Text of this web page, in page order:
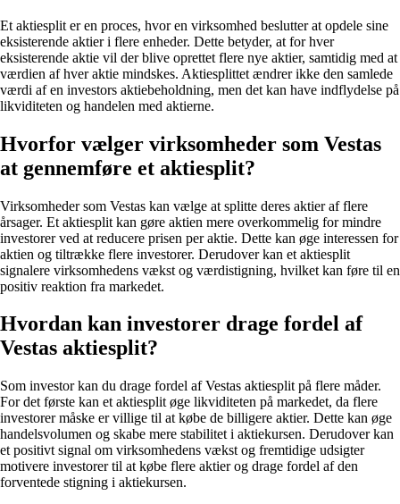
Et aktiesplit er en proces, hvor en virksomhed beslutter at opdele sine
eksisterende aktier i flere enheder. Dette betyder, at for hver
eksisterende aktie vil der blive oprettet flere nye aktier, samtidig med at
værdien af hver aktie mindskes. Aktiesplittet ændrer ikke den samlede
værdi af en investors aktiebeholdning, men det kan have indflydelse på
likviditeten og handelen med aktierne.
Hvorfor vælger virksomheder som Vestas
at gennemføre et aktiesplit?
Virksomheder som Vestas kan vælge at splitte deres aktier af flere
årsager. Et aktiesplit kan gøre aktien mere overkommelig for mindre
investorer ved at reducere prisen per aktie. Dette kan øge interessen for
aktien og tiltrække flere investorer. Derudover kan et aktiesplit
signalere virksomhedens vækst og værdistigning, hvilket kan føre til en
positiv reaktion fra markedet.
Hvordan kan investorer drage fordel af
Vestas aktiesplit?
Som investor kan du drage fordel af Vestas aktiesplit på flere måder.
For det første kan et aktiesplit øge likviditeten på markedet, da flere
investorer måske er villige til at købe de billigere aktier. Dette kan øge
handelsvolumen og skabe mere stabilitet i aktiekursen. Derudover kan
et positivt signal om virksomhedens vækst og fremtidige udsigter
motivere investorer til at købe flere aktier og drage fordel af den
forventede stigning i aktiekursen.